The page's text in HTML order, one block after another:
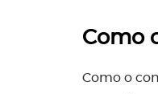
Como
Como o